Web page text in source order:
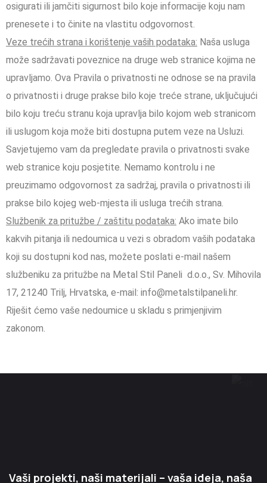
osigurati ili jamčiti sigurnost bilo koje informacije koju nam
prenesete i to činite na vlastitu odgovornost.
Veze trećih strana i korištenje vaših podataka: Naša usluga
može sadržavati poveznice na druge web stranice kojima ne
upravljamo. Ova Pravila o privatnosti ne odnose se na pravila
o privatnosti i druge prakse bilo koje treće strane, uključujući
bilo koju treću stranu koja upravlja bilo kojom web stranicom
ili uslugom koja može biti dostupna putem veze na Usluzi.
Savjetujemo vam da pregledate pravila o privatnosti svake
web stranice koju posjetite. Nemamo kontrolu i ne
preuzimamo odgovornost za sadržaj, pravila o privatnosti ili
prakse bilo kojeg web-mjesta ili usluga trećih strana.
Službenik za pritužbe / zaštitu podataka: Ako imate bilo
kakvih pitanja ili nedoumica u vezi s obradom vaših podataka
koji su dostupni kod nas, možete poslati e-mail našem
službeniku za pritužbe na Metal Stil Paneli d.o.o., Sv. Mihovila
17, 21240 Trilj, Hrvatska, e-mail: info@metalstilpaneli.hr.
Riješit ćemo vaše nedoumice u skladu s primjenjivim
zakonom.
Vaši projekti, naši materijali – vaša ideja, naša